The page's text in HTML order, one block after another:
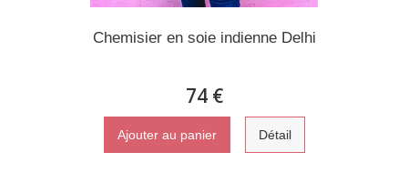
Chemisier en soie indienne Delhi
74 €
Ajouter au panier Détail